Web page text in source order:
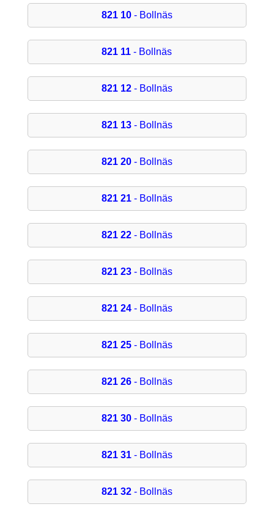
821 10- Bollnäs
821 11 - Bollnäs
821 12- Bollnäs
821 13- Bollnäs
821 20- Bollnäs
821 21- Bollnäs
821 22- Bollnäs
821 23- Bollnäs
821 24- Bollnäs
821 25- Bollnäs
821 26- Bollnäs
821 30- Bollnäs
821 31- Bollnäs
821 32- Bollnäs